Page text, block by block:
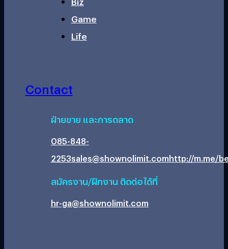
Game
Life
Contact
ฝ่ายขาย และการตลาด
085-848-
2253sales@shownolimit.comhttp://m.me/
สมัครงาน/ฝึกงาน ติดต่อได้ที่
hr-ga@shownolimit.com